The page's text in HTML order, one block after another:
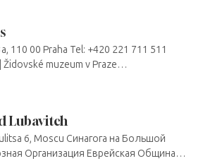
110 00 Praha Tel: +420 221 711 511
muzeum v Praze
Lubavitch
6, Moscu Синагога на Большой
Организация Еврейская Община